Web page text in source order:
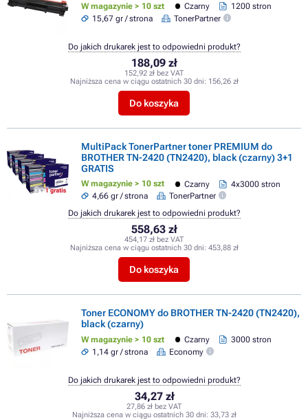
W magazynie > 10 szt Czarny
1200 stron
15,67 gr / strona
TonerPartner
188,09 zł
152,92 zł bez VAT
Najniższa cena w ciągu ostatnich 30 dni: 156,26 zł
Do koszyka
Do jakich drukarek jest to odpowiedni produkt?
MultiPack TonerPartner toner PREMIUM do
BROTHER TN-2420 (TN2420), black (czarny) 3+1
GRATIS
W magazynie > 10 szt Czarny
4x3000 stron
4,66 gr / strona
TonerPartner
558,63 zł
454,17 zł bez VAT
Najniższa cena w ciągu ostatnich 30 dni: 453,88 zł
Do koszyka
Do jakich drukarek jest to odpowiedni produkt?
Toner ECONOMY do BROTHER TN-2420 (TN2420),
black (czarny)
W magazynie > 10 szt Czarny
3000 stron
1,14 gr / strona
Economy
34,27 zł
27,86 zł bez VAT
Najniższa cena w ciągu ostatnich 30 dni: 33,73 zł
Do jakich drukarek jest to odpowiedni produkt?